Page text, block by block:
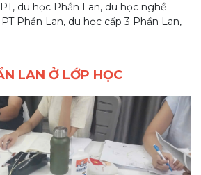
du học Phần Lan, du học nghề
Phần Lan, du học cấp 3 Phần Lan,
LAN Ở LỚP HỌC